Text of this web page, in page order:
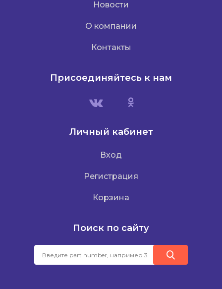
Новости
О компании
Контакты
Присоединяйтесь к нам
Личный кабинет
Вход
Регистрация
Корзина
Поиск по сайту